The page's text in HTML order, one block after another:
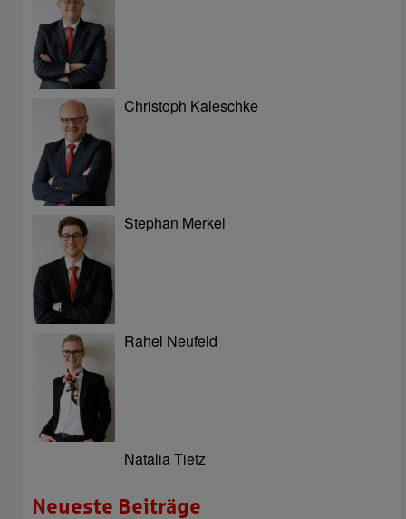
Christoph Kaleschke
Stephan Merkel
Rahel Neufeld
Natalia Tietz
Neueste Beiträge